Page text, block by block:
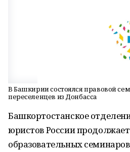
В Башкирии состоялся правовой
переселенцев из Донбасса
Башкортостанское
юристов России
образовательных